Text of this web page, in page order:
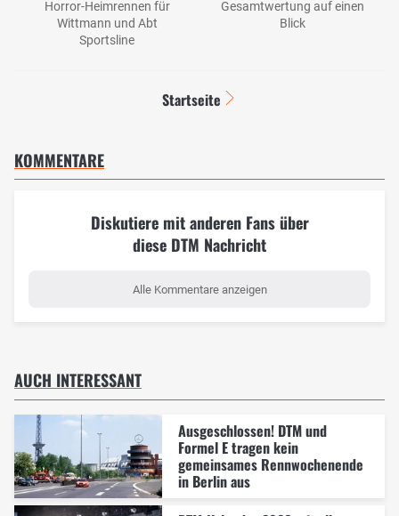
Horror-Heimrennen für
Wittmann und Abt
Sportsline
Gesamtwertung auf einen
Blick
Startseite
KOMMENTARE
Diskutiere mit anderen Fans über
diese DTM Nachricht
Alle Kommentare anzeigen
AUCH INTERESSANT
Ausgeschlossen! DTM und
Formel E tragen kein
gemeinsames Rennwochenende
in Berlin aus